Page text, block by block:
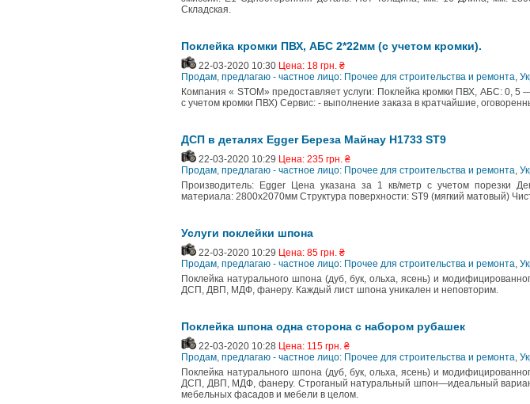
Складская.
Поклейка кромки ПВХ, АБС 2*22мм (с учетом кромки).
22-03-2020 10:30 Цена: 18 грн. ₴
Продам, предлагаю - частное лицо: Прочее для строительства и ремонта,
Компания « STOM» предоставляет услуги: Поклейка кромки ПВХ, АБС: 0,
с учетом кромки ПВХ) Сервис: - выполнение заказа в кратчайшие,
ДСП в деталях Egger Береза Майнау H1733 ST9
22-03-2020 10:29 Цена: 235 грн. ₴
Продам, предлагаю - частное лицо: Прочее для строительства и ремонта,
Производитель: Egger Цена указана за 1 кв/метр с учетом порезки
материала: 2800х2070мм Структура поверхности: ST9 (мягкий матовый)
Услуги поклейки шпона
22-03-2020 10:29 Цена: 85 грн. ₴
Продам, предлагаю - частное лицо: Прочее для строительства и ремонта,
Поклейка натурального шпона (дуб, бук, ольха, ясень) и
ДСП, ДВП, МДФ, фанеру. Каждый лист шпона уникален и неповторим.
Поклейка шпона одна сторона с набором рубашек
22-03-2020 10:28 Цена: 115 грн. ₴
Продам, предлагаю - частное лицо: Прочее для строительства и ремонта,
Поклейка натурального шпона (дуб, бук, ольха, ясень) и
ДСП, ДВП, МДФ, фанеру. Строганый натуральный шпон—идеальный
мебельных фасадов и мебели в целом.